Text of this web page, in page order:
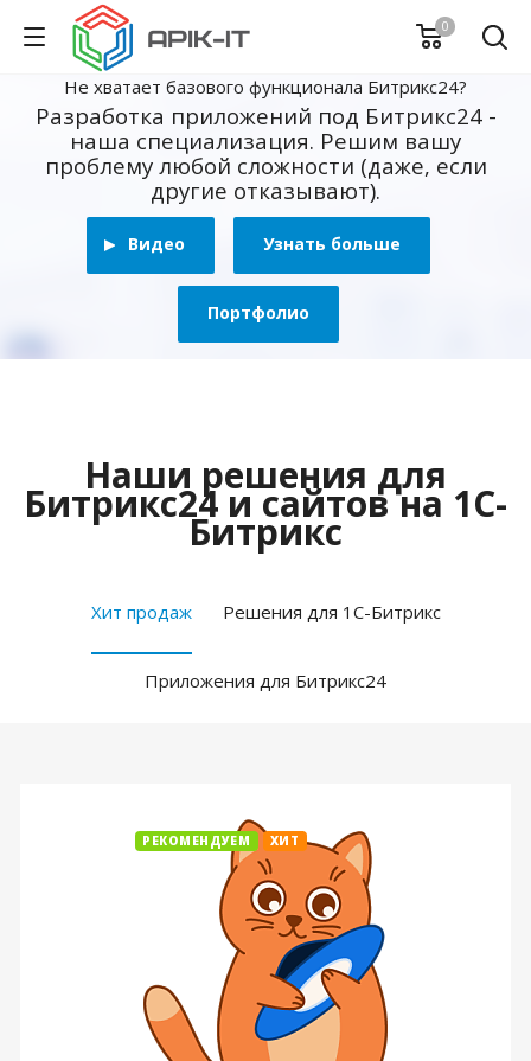
0
Не хватает базового функционала Битрикс24?
Разработка приложений под Битрикс24 -
наша специализация. Решим вашу
проблему любой сложности (даже, если
другие отказывают).
Видео Узнать больше
Портфолио
Наши решения для
Битрикс24 и сайтов на 1С-
Битрикс
Хит продаж Решения для 1С-Битрикс
Приложения для Битрикс24
РЕКОМЕНДУЕМ ХИТ